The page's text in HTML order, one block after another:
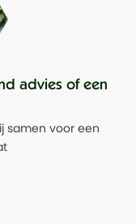
advies of een
samen voor een